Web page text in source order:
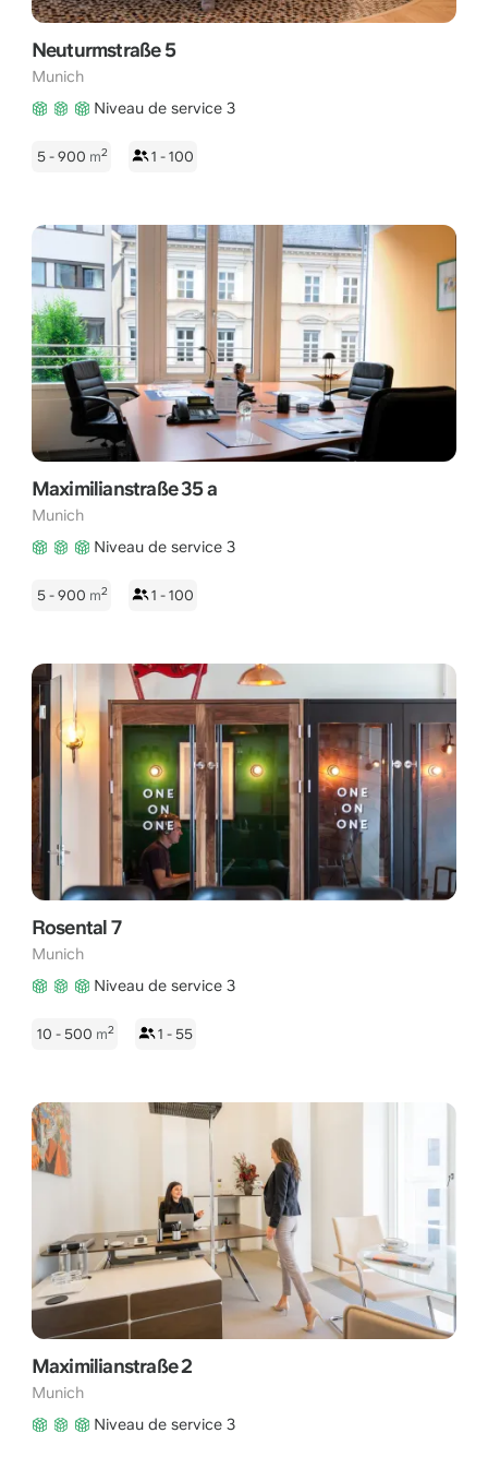
Neuturmstraße 5
Munich
Niveau de service 3
5 - 900 m2 1 - 100
Maximilianstraße 35 a
Munich
Niveau de service 3
5 - 900 m2 1 - 100
Rosental 7
Munich
Niveau de service 3
10 - 500 m2 1 - 55
Maximilianstraße 2
Munich
Niveau de service 3